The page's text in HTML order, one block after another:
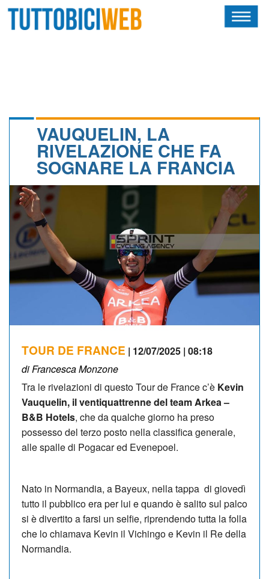
CALENDARIO
ALBI D'ORO
NEWSLETTER
VAUQUELIN, LA
RIVELAZIONE CHE FA
SOGNARE LA FRANCIA
TOUR DE FRANCE | 12/07/2025 | 08:18
di Francesca Monzone
Tra le rivelazioni di questo Tour de France c’è Kevin
Vauquelin, il ventiquattrenne del team Arkea –
B&B Hotels, che da qualche giorno ha preso
possesso del terzo posto nella classifica generale,
alle spalle di Pogacar ed Evenepoel.
Nato in Normandia, a Bayeux, nella tappa di giovedì
tutto il pubblico era per lui e quando è salito sul palco
si è divertito a farsi un selfie, riprendendo tutta la folla
che lo chiamava Kevin il Vichingo e Kevin il Re della
Normandia.